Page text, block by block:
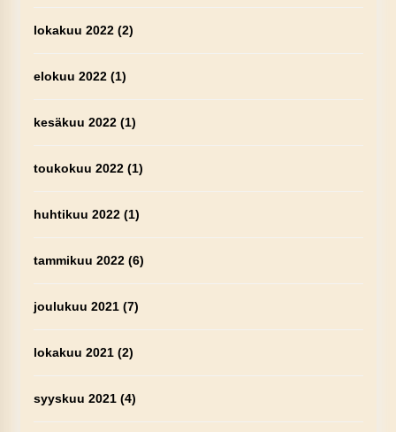
lokakuu 2022(2)
elokuu 2022(1)
kesäkuu 2022(1)
toukokuu 2022(1)
huhtikuu 2022(1)
tammikuu 2022(6)
joulukuu 2021(7)
lokakuu 2021(2)
syyskuu 2021(4)